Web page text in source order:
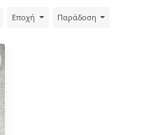
Εποχή Παράδοση